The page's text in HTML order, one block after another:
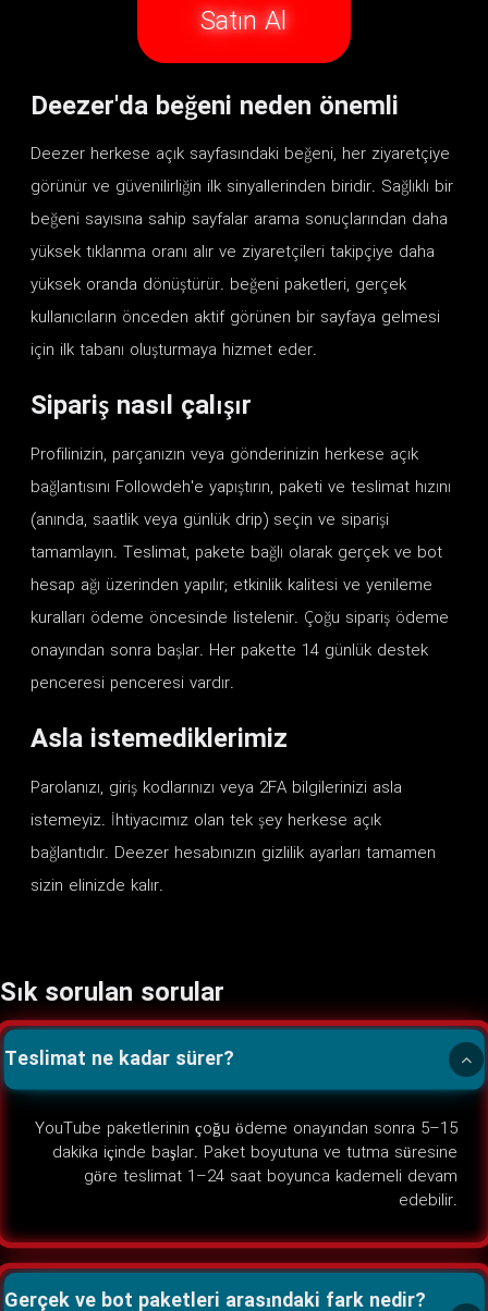
Satın Al
Deezer'da beğeni neden önemli
Deezer herkese açık sayfasındaki beğeni, her ziyaretçiye
görünür ve güvenilirliğin ilk sinyallerinden biridir. Sağlıklı bir
beğeni sayısına sahip sayfalar arama sonuçlarından daha
yüksek tıklanma oranı alır ve ziyaretçileri takipçiye daha
yüksek oranda dönüştürür. beğeni paketleri, gerçek
kullanıcıların önceden aktif görünen bir sayfaya gelmesi
için ilk tabanı oluşturmaya hizmet eder.
Sipariş nasıl çalışır
Profilinizin, parçanızın veya gönderinizin herkese açık
bağlantısını Followdeh'e yapıştırın, paketi ve teslimat hızını
(anında, saatlik veya günlük drip) seçin ve siparişi
tamamlayın. Teslimat, pakete bağlı olarak gerçek ve bot
hesap ağı üzerinden yapılır; etkinlik kalitesi ve yenileme
kuralları ödeme öncesinde listelenir. Çoğu sipariş ödeme
onayından sonra başlar. Her pakette 14 günlük destek
penceresi penceresi vardır.
Asla istemediklerimiz
Parolanızı, giriş kodlarınızı veya 2FA bilgilerinizi asla
istemeyiz. İhtiyacımız olan tek şey herkese açık
bağlantıdır. Deezer hesabınızın gizlilik ayarları tamamen
sizin elinizde kalır.
Sık sorulan sorular
Teslimat ne kadar sürer?
YouTube paketlerinin çoğu ödeme onayından sonra 5–15
dakika içinde başlar. Paket boyutuna ve tutma süresine
göre teslimat 1–24 saat boyunca kademeli devam
edebilir.
Gerçek ve bot paketleri arasındaki fark nedir?